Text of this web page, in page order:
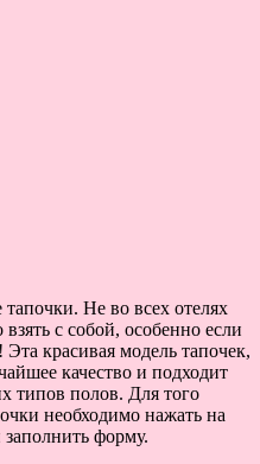
Не во всех отелях
с собой, особенно если
красивая модель тапочек,
качество и подходит
типов полов. Для того
необходимо нажать на
форму.